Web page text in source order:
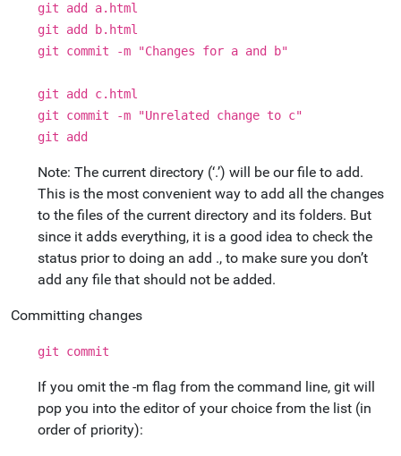
git add a.html
git add b.html
git commit -m "Changes for a and b"
git add c.html
git commit -m "Unrelated change to c"
git add
Note: The current directory (‘.’) will be our file to add.
This is the most convenient way to add all the changes
to the files of the current directory and its folders. But
since it adds everything, it is a good idea to check the
status prior to doing an add ., to make sure you don’t
add any file that should not be added.
Committing changes
git commit
If you omit the -m flag from the command line, git will
pop you into the editor of your choice from the list (in
order of priority):